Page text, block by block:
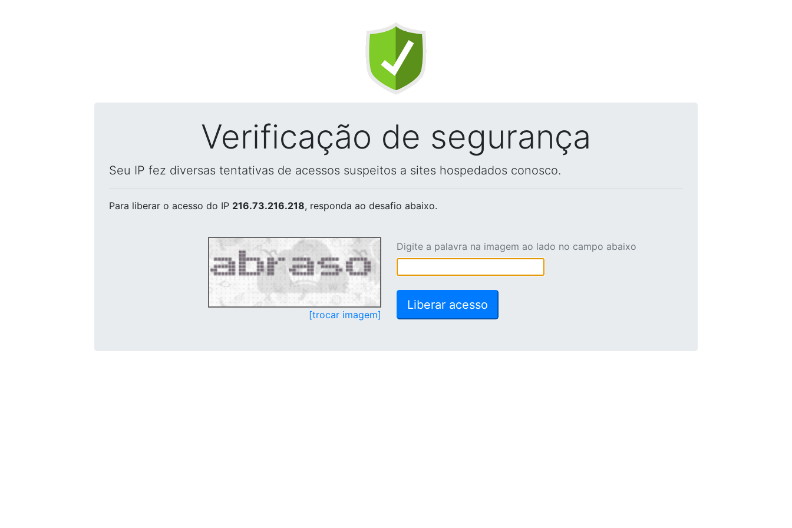
Verificação de segurança
Seu IP fez diversas tentativas de acessos suspeitos a sites hospedados conosco.
Para liberar o acesso do IP 216.73.216.218, responda ao desafio abaixo.
[trocar imagem]
Digite a palavra na imagem ao lado no campo abaixo